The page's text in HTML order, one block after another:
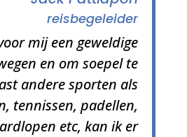
reisbegeleider
mij een geweldige
en om soepel te
andere sporten als
tennissen, padellen,
etc, kan ik er